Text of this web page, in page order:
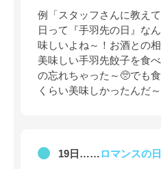
例「スタッフさんに教え
日って『手羽先の日』な
味しいよね～！お酒との
美味しい手羽先餃子を食
の忘れちゃった～🥺でも
くらい美味しかったんだ～
19日……ロマンスの日